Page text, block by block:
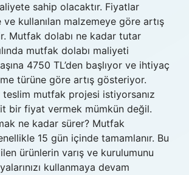
sahip olacaktır. Fiyatlar
ve kullanılan malzemeye göre artış
Mutfak dolabı ne kadar tutar
mutfak dolabı maliyeti
4750 TL’den başlıyor ve ihtiyaç
türüne göre artış gösteriyor.
mutfak projesi istiyorsanız
bir fiyat vermek mümkün değil.
ne kadar sürer? Mutfak
15 gün içinde tamamlanır. Bu
ürünlerin varış ve kurulumunu
kullanmaya devam